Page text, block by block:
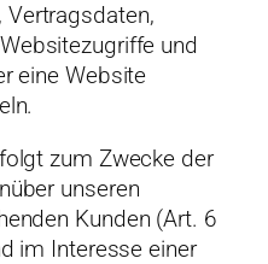
und
eine Website
zum Zwecke der
unseren
Kunden (Art. 6
im Interesse einer